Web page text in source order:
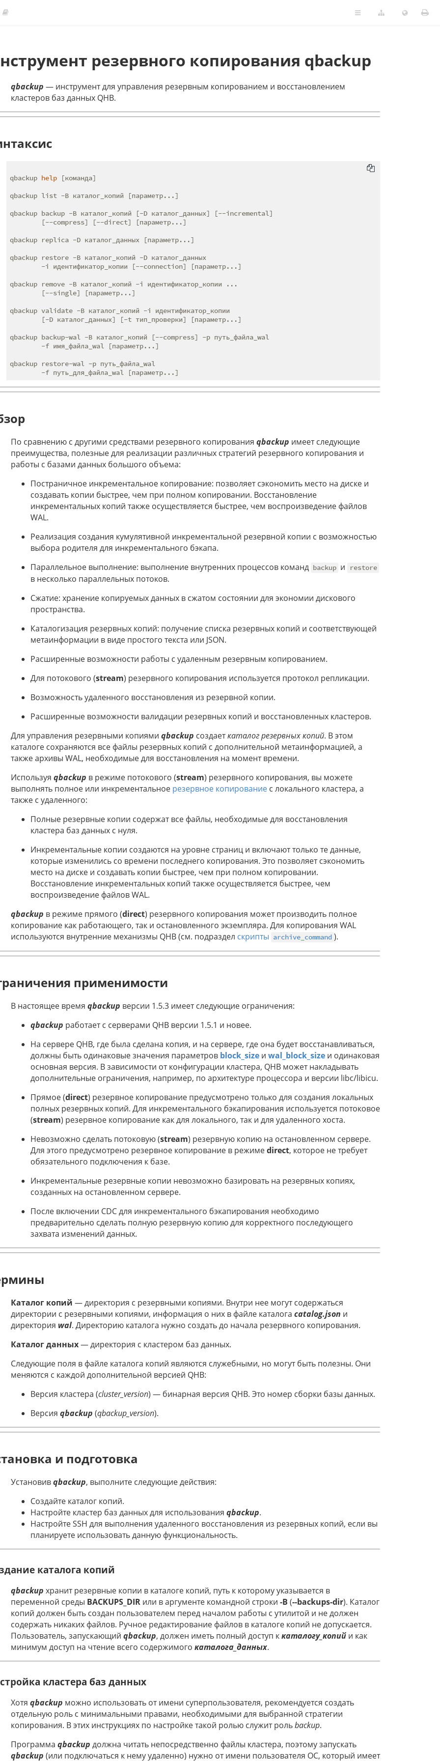
резервного копирования qbackup
qbackup — инструмент для управления резервным копированием и восстановлением
кластеров баз данных QHB.
qbackup help [команда]
qbackup list -B каталог_копий [параметр...]
qbackup backup -B каталог_копий [-D каталог_данных] [--incremental]
        [--compress] [--direct] [параметр...]
qbackup replica -D каталог_данных [параметр...]
qbackup restore -B каталог_копий -D каталог_данных
        -i идентификатор_копии [--connection] [параметр...]
qbackup remove -B каталог_копий -i идентификатор_копии ...
        [--single] [параметр...]
qbackup validate -B каталог_копий -i идентификатор_копии
        [-D каталог_данных] [-t тип_проверки] [параметр...]
qbackup backup-wal -B каталог_копий [--compress] -p путь_файла_wal
        -f имя_файла_wal [параметр...]
qbackup restore-wal -p путь_файла_wal
По сравнению с другими средствами резервного копирования qbackup имеет следующие
преимущества, полезные для реализации различных стратегий резервного копирования и
работы с базами данных большого объема:
Постраничное инкрементальное копирование: позволяет сэкономить место на диске и
создавать копии быстрее, чем при полном копировании. Восстановление
инкрементальных копий также осуществляется быстрее, чем воспроизведение файлов
WAL.
Реализация создания кумулятивной инкрементальной резервной копии с возможностью
выбора родителя для инкрементального бэкапа.
Параллельное выполнение: выполнение внутренних процессов команд backup и restore
в несколько параллельных потоков.
Сжатие: хранение копируемых данных в сжатом состоянии для экономии дискового
пространства.
Каталогизация резервных копий: получение списка резервных копий и соответствующей
метаинформации в виде простого текста или JSON.
Расширенные возможности работы с удаленным резервным копированием.
Для потокового (stream) резервного копирования используется протокол репликации.
Возможность удаленного восстановления из резервной копии.
Расширенные возможности валидации резервных копий и восстановленных кластеров.
Для управления резервными копиями qbackup создаеткаталог резервных копий. В этом
каталоге сохраняются все файлы резервных копий с дополнительной метаинформацией, а
также архивы WAL, необходимые для восстановления на момент времени.
Используя qbackup в режиме потокового (stream) резервного копирования, вы можете
выполнять полное или инкрементальное резервное копирование с локального кластера, а
также с удаленного:
Полные резервные копии содержат все файлы, необходимые для восстановления
кластера баз данных с нуля.
Инкрементальные копии создаются на уровне страниц и включают только те данные,
которые изменились со времени последнего копирования. Это позволяет сэкономить
место на диске и создавать копии быстрее, чем при полном копировании.
Восстановление инкрементальных копий также осуществляется быстрее, чем
воспроизведение файлов WAL.
qbackup в режиме прямого (direct) резервного копирования может производить полное
копирование как работающего, так и остановленного экземпляра. Для копирования WAL
используются внутренние механизмы QHB (см. подраздел скрипты archive_command ).
применимости
В настоящее время qbackup версии 1.5.3 имеет следующие ограничения:
qbackup работает с серверами QHB версии 1.5.1 и новее.
На сервере QHB, где была сделана копия, и на сервере, где она будет восстанавливаться,
должны быть одинаковые значения параметров block_size и wal_block_size и одинаковая
основная версия. В зависимости от конфигурации кластера, QHB может накладывать
дополнительные ограничения, например, по архитектуре процессора и версии libc/libicu.
Прямое (direct) резервное копирование предусмотрено только для создания локальных
полных резервных копий. Для инкрементального бэкапирования используется потоковое
(stream) резервное копирование как для локального, так и для удаленного хоста.
Невозможно сделать потоковую (stream) резервную копию на остановленном сервере.
Для этого предусмотрено резервное копирование в режимеdirect, которое не требует
обязательного подключения к базе.
Инкрементальные резервные копии невозможно базировать на резервных копиях,
созданных на остановленном сервере.
После включении CDC для инкрементального бэкапирования необходимо
предварительно сделать полную резервную копию для корректного последующего
захвата изменений данных.
Каталог копий — директория с резервными копиями. Внутри нее могут содержаться
директории с резервными копиями, информация о них в файле каталога catalog.json и
директория wal. Директорию каталога нужно создать до начала резервного копирования.
Каталог данных— директория с кластером баз данных.
Следующие поля в файле каталога копий являются служебными, но могут быть полезны. Они
меняются с каждой дополнительной версией QHB:
Версия кластера (cluster_version) — бинарная версия QHB. Это номер сборки базы данных.
Версия qbackup (qbackup_version).
и подготовка
Установивqbackup, выполните следующие действия:
Создайте каталог копий.
Настройте кластер баз данных для использования qbackup.
Настройте SSH для выполнения удаленного восстановления из резервных копий, если вы
планируете использовать данную функциональность.
каталога копий
qbackup хранит резервные копии в каталоге копий, путь к которому указывается в
переменной среды BACKUPS_DIR или в аргументе командной строки -B (--backups-dir). Каталог
копий должен быть создан пользователем перед началом работы с утилитой и не должен
содержать никаких файлов. Ручное редактирование файлов в каталоге копий не допускается.
Пользователь, запускающий qbackup, должен иметь полный доступ ккаталогу_копий и как
минимум доступ на чтение всего содержимого каталога_данных.
кластера баз данных
Хотя qbackup можно использовать от имени суперпользователя, рекомендуется создать
отдельную роль с минимальными правами, необходимыми для выбранной стратегии
копирования. В этих инструкциях по настройке такой ролью служит рольbackup.
Программа qbackup должна читать непосредственно файлы кластера, поэтому запускать
qbackup (или подключаться к нему удаленно) нужно от имени пользователя ОС, который имеет